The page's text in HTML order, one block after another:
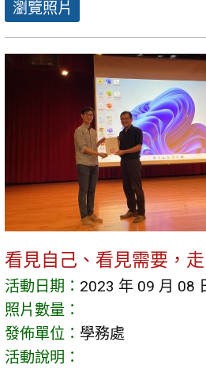
瀏覽照片
看見自己、看見需要，
活動日期： 2023 年 09 月 08
照片數量：
發佈單位： 學務處
活動說明：